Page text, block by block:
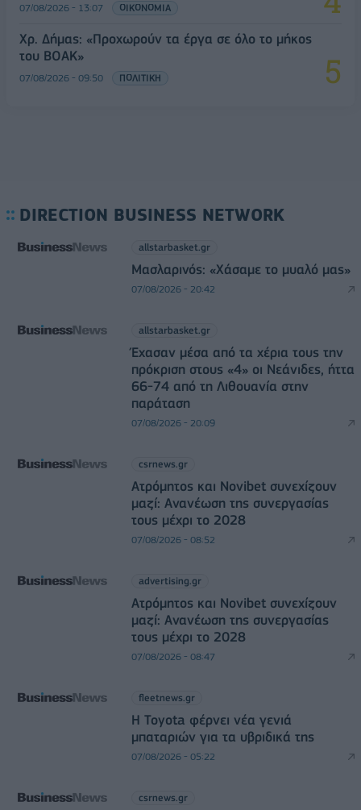
07/08/2026 - 13:07 ΟΙΚΟΝΟΜΙΑ
Χρ. Δήμας: «Προχωρούν τα έργα σε όλο το μήκος
του ΒΟΑΚ»
07/08/2026 - 09:50 ΠΟΛΙΤΙΚΗ
DIRECTION BUSINESS NETWORK
allstarbasket.gr
Μασλαρινός: «Χάσαμε το μυαλό μας»
07/08/2026 - 20:42
allstarbasket.gr
Έχασαν μέσα από τα χέρια τους την
πρόκριση στους «4» οι Νεάνιδες, ήττα
66-74 από τη Λιθουανία στην
παράταση
07/08/2026 - 20:09
csrnews.gr
Ατρόμητος και Novibet συνεχίζουν
μαζί: Ανανέωση της συνεργασίας
τους μέχρι το 2028
07/08/2026 - 08:52
advertising.gr
Ατρόμητος και Novibet συνεχίζουν
μαζί: Ανανέωση της συνεργασίας
τους μέχρι το 2028
07/08/2026 - 08:47
fleetnews.gr
Η Toyota φέρνει νέα γενιά
μπαταριών για τα υβριδικά της
07/08/2026 - 05:22
csrnews.gr